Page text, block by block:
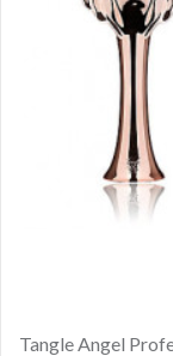
Tangle Angel